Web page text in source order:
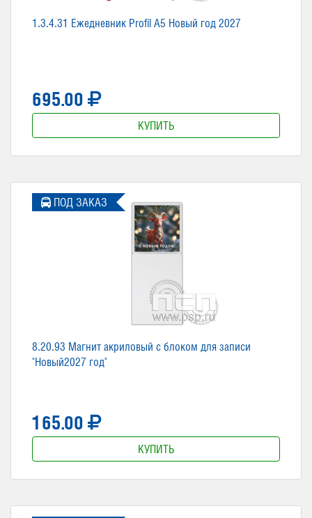
1.3.4.31 Ежедневник Profil А5 Новый год 2027
695.00
КУПИТЬ
8.20.93 Магнит акриловый с блоком для записи
"Новый2027 год"
165.00
КУПИТЬ
ПОД ЗАКАЗ